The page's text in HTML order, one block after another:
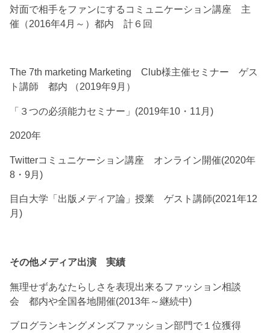
対面で相手をファンにするコミュニケーション講座 主
催（2016年4月～）都内 計６回
The 7th marketing Marketing Club様主催セミナー ゲス
ト講師 都内 （2019年9月）
「３つの必須能力セミナー」(2019年10・11月)
2020年
Twitterコミュニケーション講座 オンライン開催(2020年
8・9月)
目白大学「出版メディア論」授業 ゲスト講師(2021年12
月)
その他メディア出演 実績
無理せずあなたらしさを表現出来るファッション相談
会 都内や全国各地開催(2013年～継続中)
ブログランキングメンズファッション部門で１位獲得